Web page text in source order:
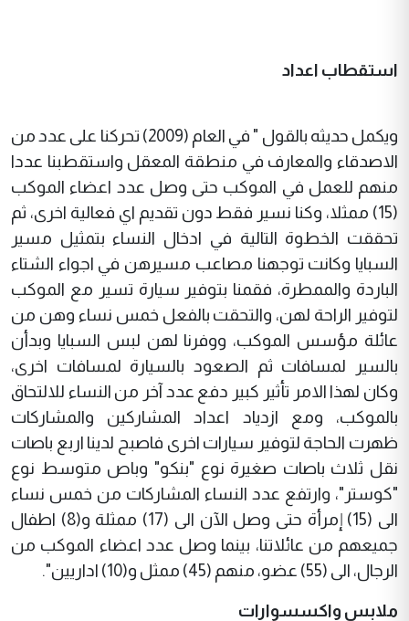
استقطاب اعداد
ويكمل حديثه بالقول " في العام (2009) تحركنا على عدد من
الاصدقاء والمعارف في منطقة المعقل واستقطبنا عددا
منهم للعمل في الموكب حتى وصل عدد اعضاء الموكب
(15) ممثلا، وكنا نسير فقط دون تقديم اي فعالية اخرى، ثم
تحققت الخطوة التالية في ادخال النساء بتمثيل مسير
السبايا وكانت توجهنا مصاعب مسيرهن في اجواء الشتاء
الباردة والممطرة، فقمنا بتوفير سيارة تسير مع الموكب
لتوفير الراحة لهن، والتحقت بالفعل خمس نساء وهن من
عائلة مؤسس الموكب، ووفرنا لهن لبس السبايا وبدأن
بالسير لمسافات ثم الصعود بالسيارة لمسافات اخرى،
وكان لهذا الامر تأثير كبير دفع عدد آخر من النساء للالتحاق
بالموكب، ومع ازدياد اعداد المشاركين والمشاركات
ظهرت الحاجة لتوفير سيارات اخرى فاصبح لدينا اربع باصات
نقل ثلاث باصات صغيرة نوع "بنكو" وباص متوسط نوع
"كوستر"، وارتفع عدد النساء المشاركات من خمس نساء
الى (15) إمرأة حتى وصل الآن الى (17) ممثلة و(8) اطفال
جميعهم من عائلاتنا، بينما وصل عدد اعضاء الموكب من
الرجال، الى (55) عضو، منهم (45) ممثل و(10) اداريين".
ملابس واكسسوارات